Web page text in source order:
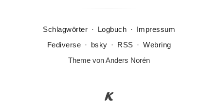
Schlagwörter · Logbuch · Impressum
Fediverse · bsky · RSS · Webring
Theme vonAnders Norén